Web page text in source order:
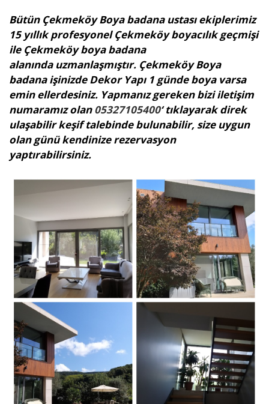
Bütün Çekmeköy Boya badana ustası ekiplerimiz
15 yıllık profesyonel Çekmeköy boyacılık geçmişi
ile Çekmeköy boya badana
alanında uzmanlaşmıştır. Çekmeköy Boya
badana işinizde Dekor Yapı 1 günde boya varsa
emin ellerdesiniz. Yapmanız gereken bizi iletişim
numaramız olan05327105400‘ tıklayarak direk
ulaşabilir keşif talebinde bulunabilir, size uygun
olan günü kendinize rezervasyon
yaptırabilirsiniz.